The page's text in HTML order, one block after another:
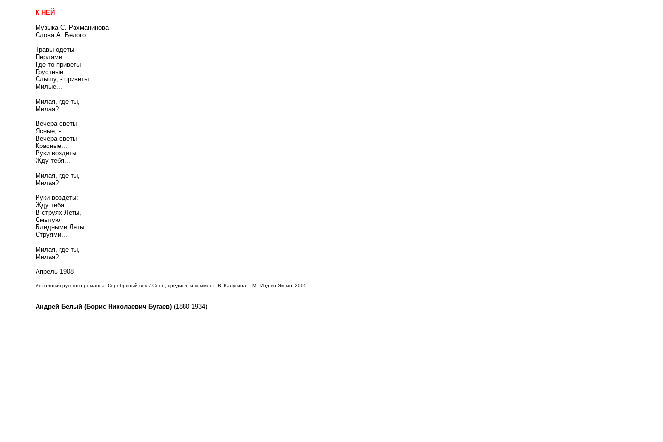
К НЕЙ
Музыка С. Рахманинова
Слова А. Белого
Травы одеты
Перлами.
Где-то приветы
Грустные
Слышу, - приветы
Милые...
Милая, где ты,
Милая?..
Вечера светы
Ясные, -
Вечера светы
Красные...
Руки воздеты:
Жду тебя...
Милая, где ты,
Милая?
Руки воздеты:
Жду тебя...
В струях Леты,
Смытую
Бледными Леты
Струями...
Милая, где ты,
Милая?
Апрель 1908
Антология русского романса. Серебряный век. / Сост., предисл. и коммент. В. Калугина. - М.: Изд-во Эксмо, 2005
Андрей Белый (Борис Николаевич Бугаев) (1880-1934)